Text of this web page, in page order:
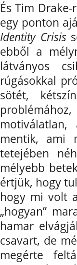
És Tim
egy ponton
Identity Crisis
ebből a
látványos
rúgásokkal
sötét,
mentik, ami
tetejében
mélyebb
értjük, hogy
hogy mi volt
„hogyan”
hamar
csavart, de
megérte